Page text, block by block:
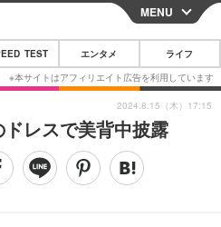
CLOSE
スマートフォン
ガジェット・ツール
MENU
TEST エンタメ ライフ
レスで美背中披露
2024.8.15（木）17:15